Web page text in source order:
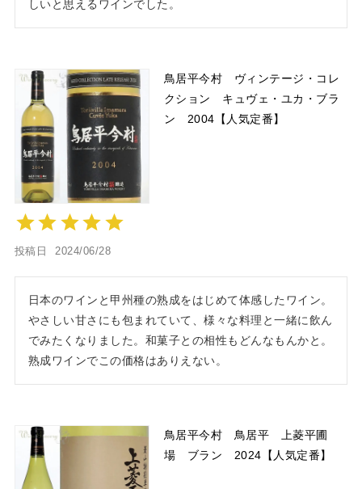
しいと思えるワインでした。
鳥居平今村 ヴィンテージ・コレ
クション キュヴェ・ユカ・ブラ
ン 2004【人気定番】
投稿日 2024/06/28
日本のワインと甲州種の熟成をはじめて体感したワイン。
やさしい甘さにも包まれていて、様々な料理と一緒に飲ん
でみたくなりました。和菓子との相性もどんなもんかと。
熟成ワインでこの価格はありえない。
鳥居平今村 鳥居平 上菱平圃
場 ブラン 2024【人気定番】